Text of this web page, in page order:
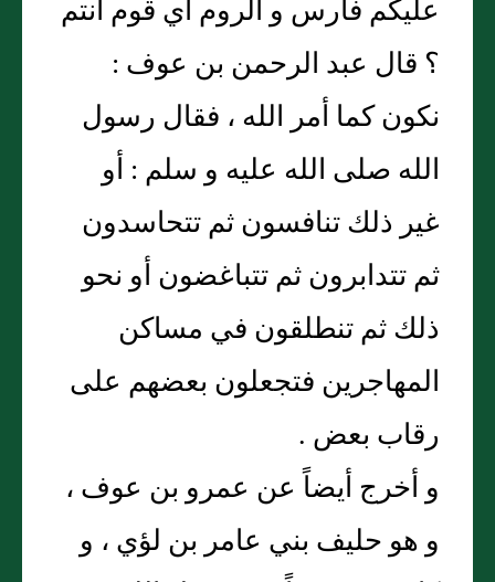
عليكم فارس و الروم أي قوم أنتم
؟ قال عبد الرحمن بن عوف :
نكون كما أمر الله ، فقال رسول
الله صلى الله عليه و سلم : أو
غير ذلك تنافسون ثم تتحاسدون
ثم تتدابرون ثم تتباغضون أو نحو
ذلك ثم تنطلقون في مساكن
المهاجرين فتجعلون بعضهم على
رقاب بعض .
و أخرج أيضاً عن عمرو بن عوف ،
و هو حليف بني عامر بن لؤي ، و